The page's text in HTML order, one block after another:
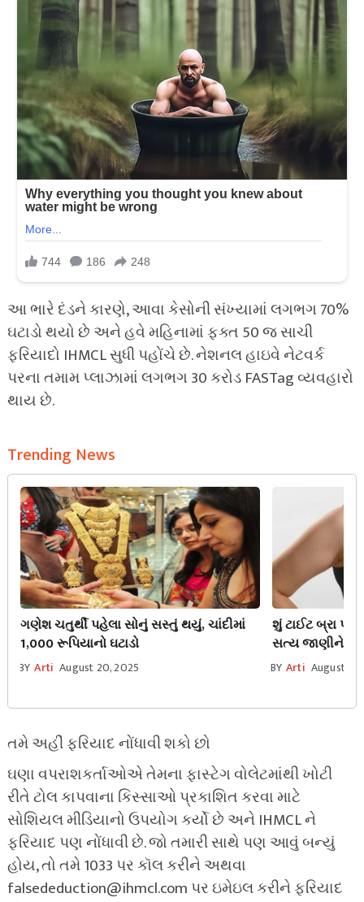
આ ભારે દંડને કારણે, આવા કેસોની સંખ્યામાં લગભગ 70%
ઘટાડો થયો છે અને હવે મહિનામાં ફક્ત 50 જ સાચી
ફરિયાદો IHMCL સુધી પહોંચે છે. નેશનલ હાઇવે નેટવર્ક
પરના તમામ પ્લાઝામાં લગભગ 30 કરોડ FASTag વ્યવહારો
થાય છે.
Trending News
ગણેશ ચતુર્થી પહેલા સોનું સસ્તું થયું, ચાંદીમાં
1,000 રૂપિયાનો ઘટાડો
BY Arti August 20, 2025
શું ટાઈટ બ્રા
સત્ય જાણીને
જાણી લો
BY Arti August
તમે અહીં ફરિયાદ નોંધાવી શકો છો
ઘણા વપરાશકર્તાઓએ તેમના ફાસ્ટેગ વોલેટમાંથી ખોટી
રીતે ટોલ કાપવાના કિસ્સાઓ પ્રકાશિત કરવા માટે
સોશિયલ મીડિયાનો ઉપયોગ કર્યો છે અને IHMCL ને
ફરિયાદ પણ નોંધાવી છે. જો તમારી સાથે પણ આવું બન્યું
હોય, તો તમે 1033 પર કૉલ કરીને અથવા
falsededuction@ihmcl.com પર ઇમેઇલ કરીને ફરિયાદ